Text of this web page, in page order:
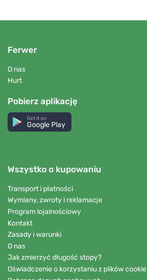
Ferwer
O nas
Hurt
Pobierz aplikację
Get it on
Google Play
Wszystko o kupowaniu
Transport i płatności
Wymiany, zwroty i reklamacje
Program lojalnościowy
Kontakt
Zasady i warunki
O nas
Jak zmierzyć długość stopy?
Oświadczenie o korzystaniu z plików cookie